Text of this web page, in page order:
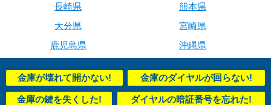
長崎県
熊本県
大分県
宮崎県
鹿児島県
沖縄県
金庫が壊れて開かない! 金庫のダイヤルが回らない!
金庫の鍵を失くした! ダイヤルの暗証番号を忘れた!